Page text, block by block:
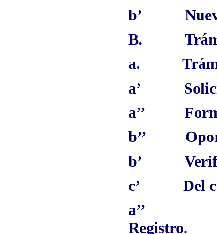
b’
B.
a.
a’
a’’
b’’
b’
c’
Del
a’’
Registro.